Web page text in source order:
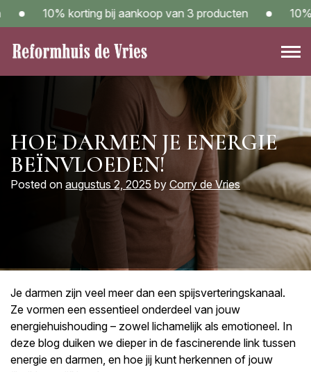
Skip
to
content
10% korting bij aankoop van 3 producten 10%
HOE DARMEN JE ENERGIE
BEÏNVLOEDEN!
Posted on augustus 2, 2025 by Corry de Vries
Je darmen zijn veel meer dan een spijsverteringskanaal.
Ze vormen een essentieel onderdeel van jouw
energiehuishouding – zowel lichamelijk als emotioneel. In
deze blog duiken we dieper in de fascinerende link tussen
energie en darmen, en hoe jij kunt herkennen of jouw